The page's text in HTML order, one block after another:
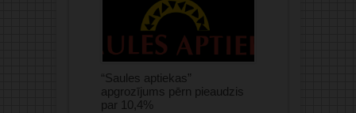
“Saules aptiekas”
apgrozījums pērn pieaudzis
par 10,4%